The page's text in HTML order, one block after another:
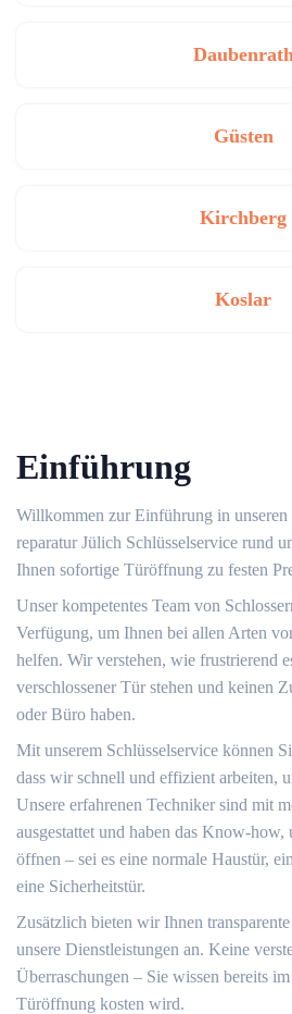
Güsten
Kirchberg
Koslar
Einführung
Willkommen zur Einführung in unseren
reparatur Jülich Schlüsselservice rund
Ihnen sofortige Türöffnung zu festen
Unser kompetentes Team von
Verfügung, um Ihnen bei allen Arten
helfen.​ Wir verstehen, wie frustrierend
verschlossener Tür stehen und keinen
oder Büro haben.​
Mit unserem Schlüsselservice können
dass wir schnell und effizient arbeiten,
Unsere erfahrenen Techniker sind mit
ausgestattet und haben das Know-
öffnen – sei es eine normale Haustür,
eine Sicherheitstür.
Zusätzlich bieten wir Ihnen
unsere Dienstleistungen an. Keine
Überraschungen – Sie wissen bereits
Türöffnung kosten wird.​